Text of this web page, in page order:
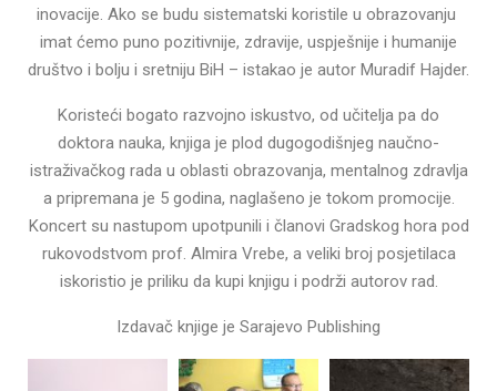
inovacije. Ako se budu sistematski koristile u obrazovanju
imat ćemo puno pozitivnije, zdravije, uspješnije i humanije
društvo i bolju i sretniju BiH – istakao je autor Muradif Hajder.
Koristeći bogato razvojno iskustvo, od učitelja pa do
doktora nauka, knjiga je plod dugogodišnjeg naučno-
istraživačkog rada u oblasti obrazovanja, mentalnog zdravlja
a pripremana je 5 godina, naglašeno je tokom promocije.
Koncert su nastupom upotpunili i članovi Gradskog hora pod
rukovodstvom prof. Almira Vrebe, a veliki broj posjetilaca
iskoristio je priliku da kupi knjigu i podrži autorov rad.
Izdavač knjige je Sarajevo Publishing